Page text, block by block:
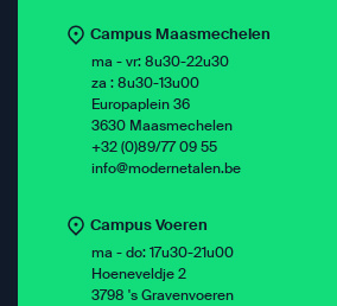
Campus Maasmechelen
ma - vr: 8u30-22u30
za : 8u30-13u00
Europaplein 36
3630 Maasmechelen
+32 (0)89/77 09 55
info@modernetalen.be
Campus Voeren
ma - do: 17u30-21u00
Hoeneveldje 2
3798 's Gravenvoeren